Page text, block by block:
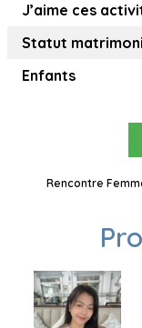
J’aime ces
Statut
Enfants
Rencontre